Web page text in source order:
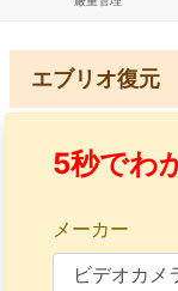
エブリオ復元
5秒でわ
メーカー